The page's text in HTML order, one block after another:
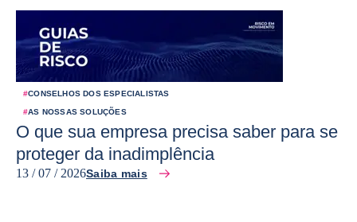
#CONSELHOS DOS ESPECIALISTAS
#AS NOSSAS SOLUÇÕES
O que sua empresa precisa saber para se
proteger da inadimplência
13 / 07 / 2026Saiba mais